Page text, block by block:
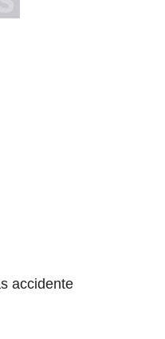
accidente